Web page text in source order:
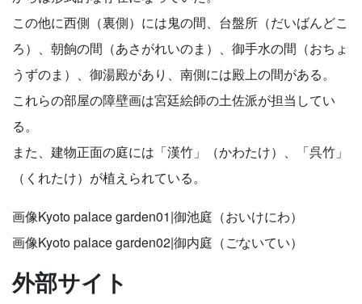
この他に西側（裏側）には鬼の間、台盤所（だいばんどこ
ろ）、朝餉の間（あさがれいのま）、御手水の間（おちょ
うずのま）、御湯殿があり、南側には殿上の間がある。
これらの部屋の障壁画は宮廷絵師の土佐派が担当してい
る。
また、建物正面の庭には「漢竹」（かわたけ）、「呉竹」
（くれたけ）が植えられている。
画像Kyoto palace garden01|御池庭（おいけにわ）
画像Kyoto palace garden02|御内庭（ごないてい）
外部サイト